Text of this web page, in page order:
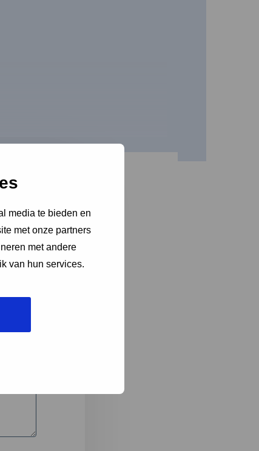
media te bieden en
met onze partners
met andere
van hun services.
3